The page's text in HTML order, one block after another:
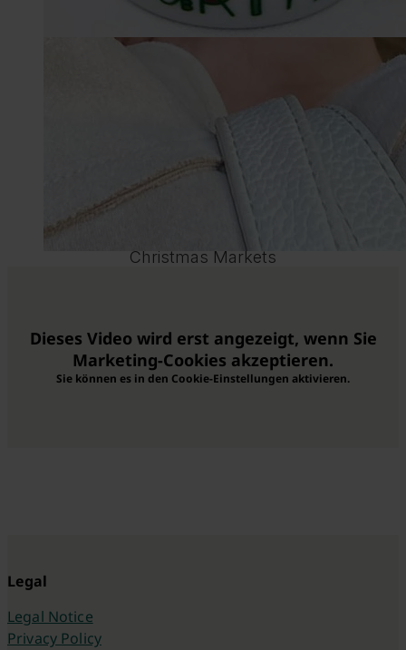
2,000
1,500,000
Michaelis-Fair visitors
Christmas Markets
Dieses Video wird erst angezeigt, wenn Sie
Marketing-Cookies akzeptieren.
Sie können es in den Cookie-Einstellungen aktivieren.
Legal
Legal Notice
Privacy Policy